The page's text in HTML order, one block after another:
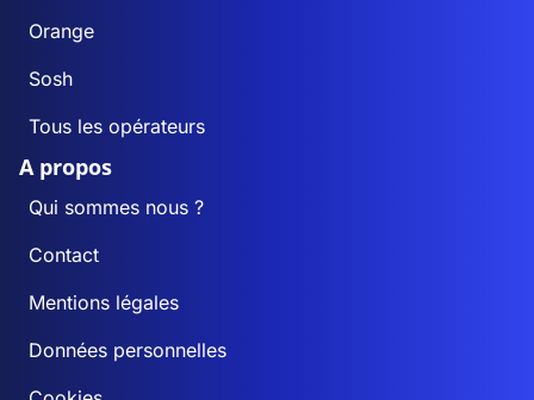
Orange
Sosh
Tous les opérateurs
A propos
Qui sommes nous ?
Contact
Mentions légales
Données personnelles